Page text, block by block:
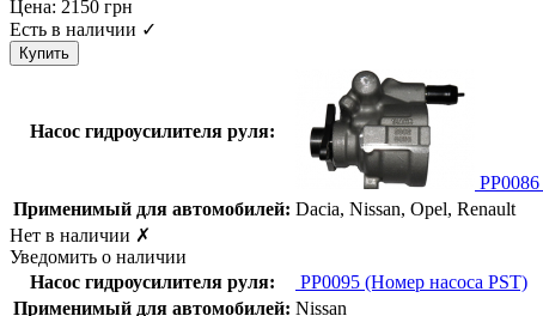
Цена: 2150 грн
Есть в наличии ✓
Насос гидроусилителя руля:
PP0086
Применимый для автомобилей: Dacia, Nissan, Opel, Renault
Нет в наличии ✗
Уведомить о наличии
Насос гидроусилителя руля:
PP0095 (Номер насоса PST)
Применимый для автомобилей: Nissan